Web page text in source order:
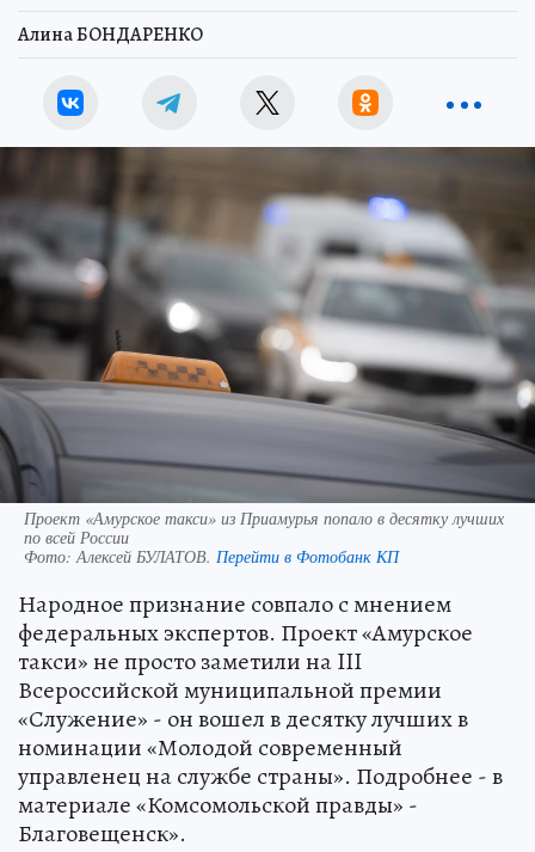
Алина БОНДАРЕНКО
Проект «Амурское такси» из Приамурья попало в десятку лучших
по всей России
Фото:Алексей БУЛАТОВ. Перейти в Фотобанк КП
Народное признание совпало с мнением
федеральных экспертов. Проект «Амурское
такси» не просто заметили на III
Всероссийской муниципальной премии
«Служение» - он вошел в десятку лучших в
номинации «Молодой современный
управленец на службе страны». Подробнее - в
материале «Комсомольской правды» -
Благовещенск».